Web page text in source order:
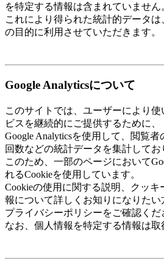
を特定する情報は含まれていません
これにより得られた統計的データ
の目的に利用させていただきます。
Google Analyticsについて
このサイトでは、ユーザーにより
ビスを継続的にご提供するために
Google Analyticsを使用して、閲覧
回数などの統計データを集計してお
このため、一部のページにおいて
れるCookieを使用しています。
Cookieの使用に関する説明、クッ
報について詳しくお知りになりたい
プライバシーポリシーをご確認くだ
なお、個人情報を特定する情報は取